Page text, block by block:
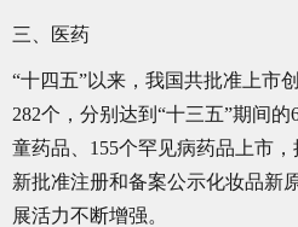
三、医药
“十四五”以来，我国共批准上市
282个，分别达到“十三五”期间
童药品、155个罕见病药品上市，
新批准注册和备案公示化妆品新
展活力不断增强。